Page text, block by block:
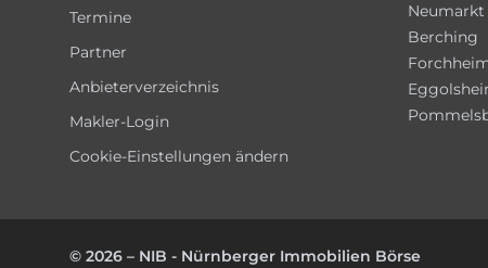
Termine
Partner
Anbieterverzeichnis
Makler-Login
Cookie-Einstellungen ändern
Neumarkt
Berching
© 2026 – NIB - Nürnberger Immobilien Börse